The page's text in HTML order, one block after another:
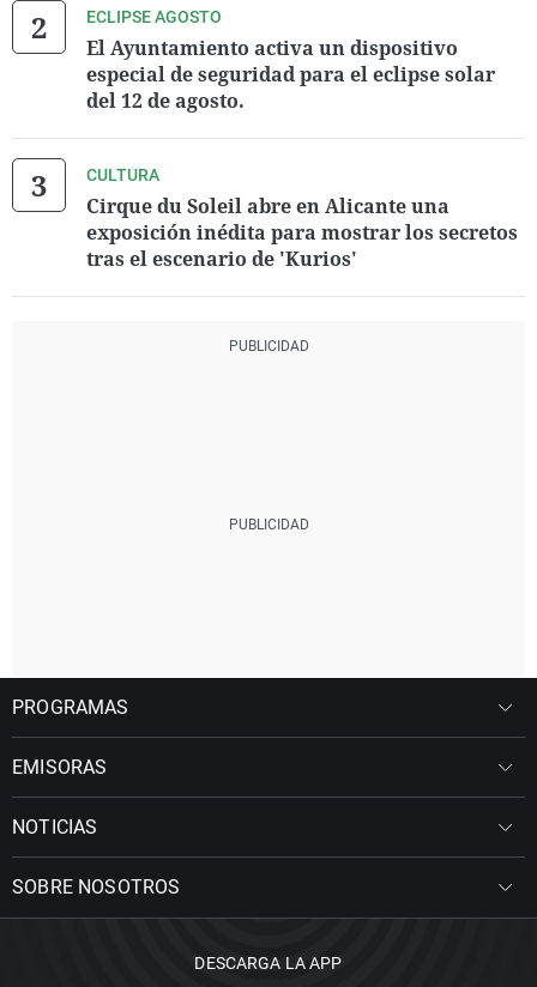
ECLIPSE AGOSTO
El Ayuntamiento activa un dispositivo
especial de seguridad para el eclipse solar
del 12 de agosto.
CULTURA
Cirque du Soleil abre en Alicante una
exposición inédita para mostrar los secretos
tras el escenario de 'Kurios'
PROGRAMAS
EMISORAS
NOTICIAS
SOBRE NOSOTROS
DESCARGA LA APP